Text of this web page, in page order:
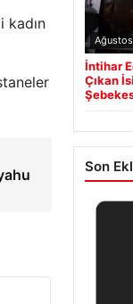
kadın
İntihar
Çıkan
Son